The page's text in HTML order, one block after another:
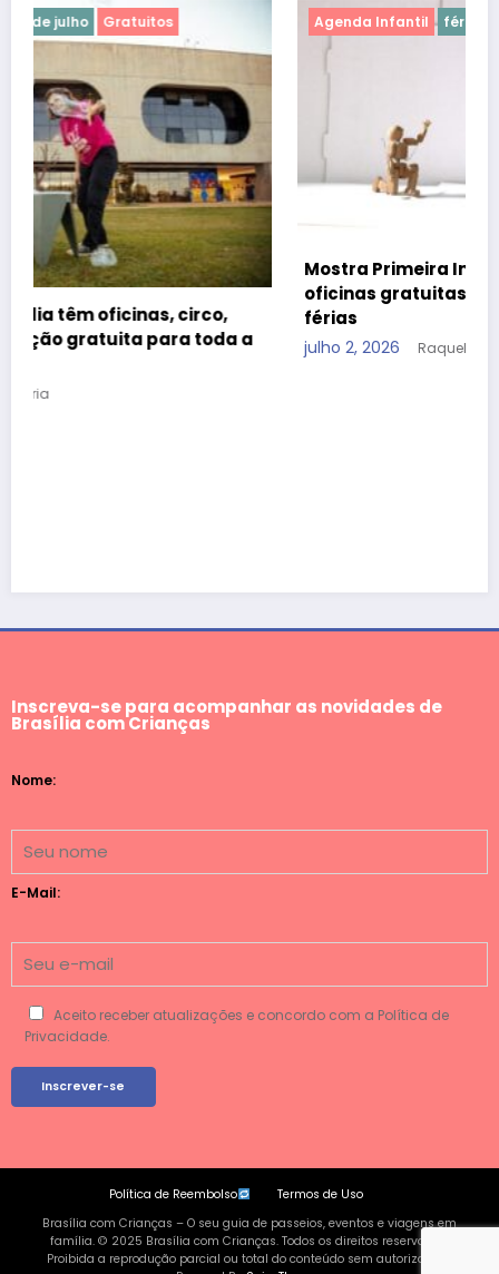
Agenda Infantil Gratuitos
Mostra Primeira Infância leva teatro, cinema e
oficinas gratuitas ao CCBB Brasília durante as
férias
julho 2, 2026 Raquel Dória
Inscreva-se para acompanhar as novidades de
Brasília com Crianças
Nome:
E-Mail:
Aceito receber atualizações e concordo com a Política de
Privacidade.
Política de Reembolso
Termos de Uso
Brasília com Crianças – O seu guia de passeios, eventos e viagens em
família. © 2025 Brasília com Crianças. Todos os direitos reservados.
Proibida a reprodução parcial ou total do conteúdo sem autorização |